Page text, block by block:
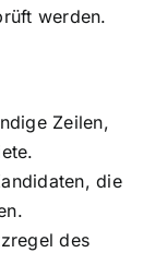
werden.
Zeilen,
die
des